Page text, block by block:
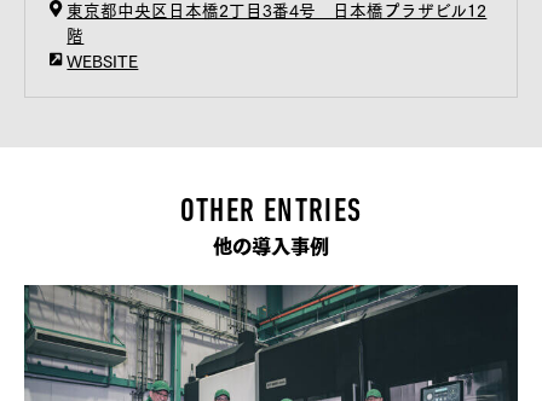
東京都中央区日本橋2丁目3番4号 日本橋プラザビル12
階
WEBSITE
OTHER ENTRIES
他の導入事例